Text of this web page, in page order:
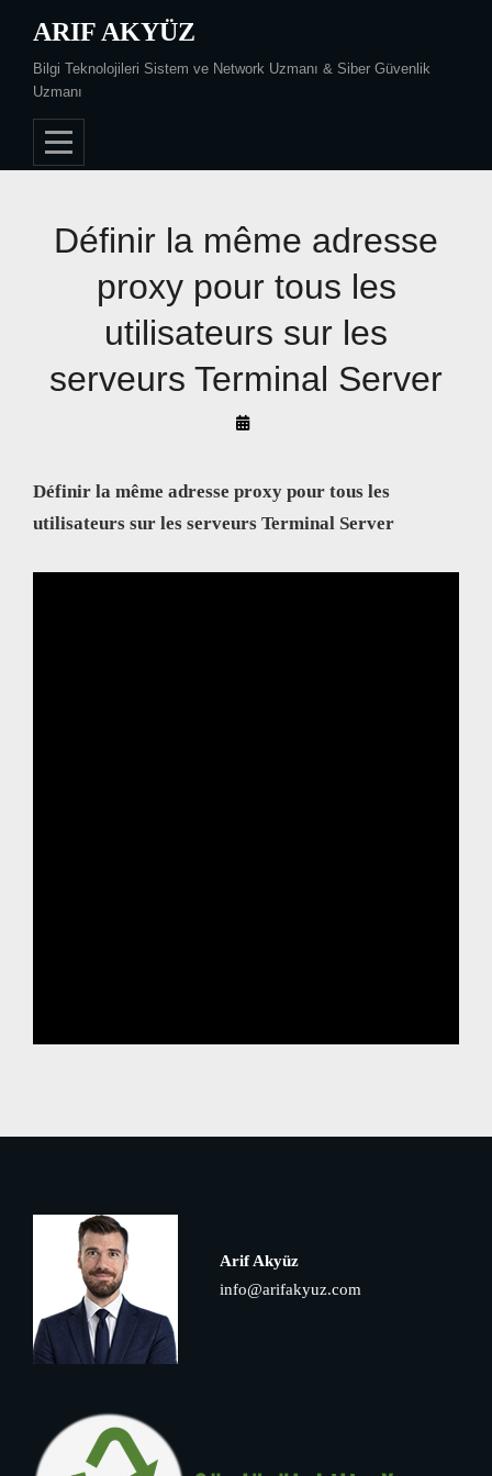
content
ARIF AKYÜZ
Bilgi Teknolojileri Sistem ve Network Uzmanı & Siber Güvenlik
Uzmanı
Définir la même adresse
proxy pour tous les
utilisateurs sur les
serveurs Terminal Server
By
Définir la même adresse proxy pour tous les
utilisateurs sur les serveurs Terminal Server
Arif Akyüz
info@arifakyuz.com